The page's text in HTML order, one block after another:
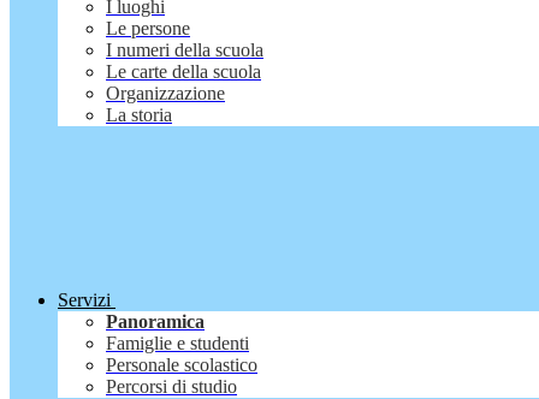
I luoghi
Le persone
I numeri della scuola
Le carte della scuola
Organizzazione
La storia
Servizi
Panoramica
Famiglie e studenti
Personale scolastico
Percorsi di studio